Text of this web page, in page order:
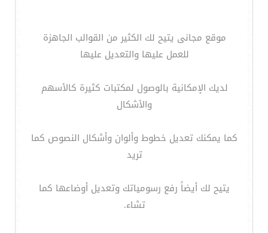
موقع مجانى يتيح لك الكثير من القوالب الجاهزة
للعمل عليها والتعديل عليها
لديك الإمكانية بالوصول لمكتبات كثيرة كالأسهم
والأشكال
كما يمكنك تعديل خطوط وألوان وأشكال النصوص كما
تريد
يتيح لك أيضاً رفع رسومياتك وتعديل أوضاعها كما
تشاء.